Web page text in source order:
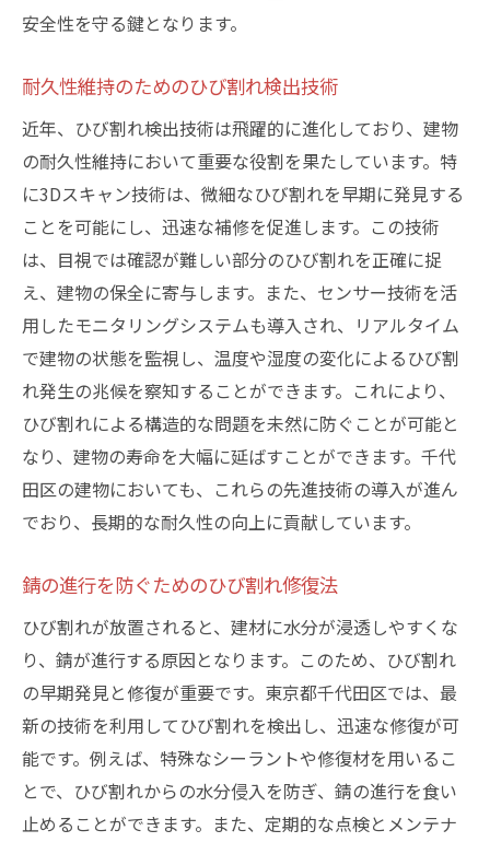
安全性を守る鍵となります。
耐久性維持のためのひび割れ検出技術
近年、ひび割れ検出技術は飛躍的に進化しており、建物
の耐久性維持において重要な役割を果たしています。特
に3Dスキャン技術は、微細なひび割れを早期に発見する
ことを可能にし、迅速な補修を促進します。この技術
は、目視では確認が難しい部分のひび割れを正確に捉
え、建物の保全に寄与します。また、センサー技術を活
用したモニタリングシステムも導入され、リアルタイム
で建物の状態を監視し、温度や湿度の変化によるひび割
れ発生の兆候を察知することができます。これにより、
ひび割れによる構造的な問題を未然に防ぐことが可能と
なり、建物の寿命を大幅に延ばすことができます。千代
田区の建物においても、これらの先進技術の導入が進ん
でおり、長期的な耐久性の向上に貢献しています。
錆の進行を防ぐためのひび割れ修復法
ひび割れが放置されると、建材に水分が浸透しやすくな
り、錆が進行する原因となります。このため、ひび割れ
の早期発見と修復が重要です。東京都千代田区では、最
新の技術を利用してひび割れを検出し、迅速な修復が可
能です。例えば、特殊なシーラントや修復材を用いるこ
とで、ひび割れからの水分侵入を防ぎ、錆の進行を食い
止めることができます。また、定期的な点検とメンテナ